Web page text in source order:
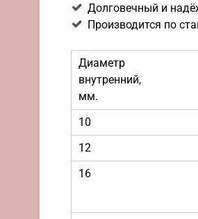
Долговечный и
Производится по
Диаметр
внутренний,
мм.
10
12
16